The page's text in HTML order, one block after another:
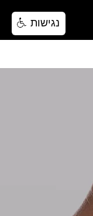
נגישות